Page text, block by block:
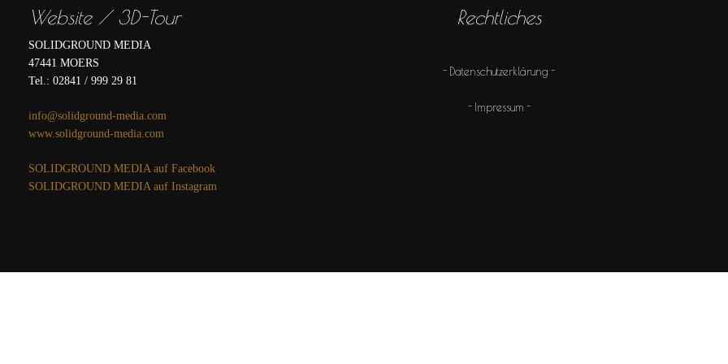
Website / 3D-Tour Rechtliches
SOLIDGROUND MEDIA
47441 MOERS
Tel.: 02841 / 999 29 81
info@solidground-media.com
www.solidground-media.com
SOLIDGROUND MEDIA auf Facebook
SOLIDGROUND MEDIA auf Instagram
Datenschutzerklärung
Impressum